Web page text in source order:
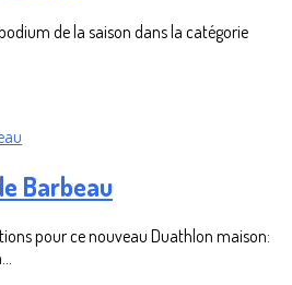
de la saison dans la catégorie
Barbeau
pour ce nouveau Duathlon maison: